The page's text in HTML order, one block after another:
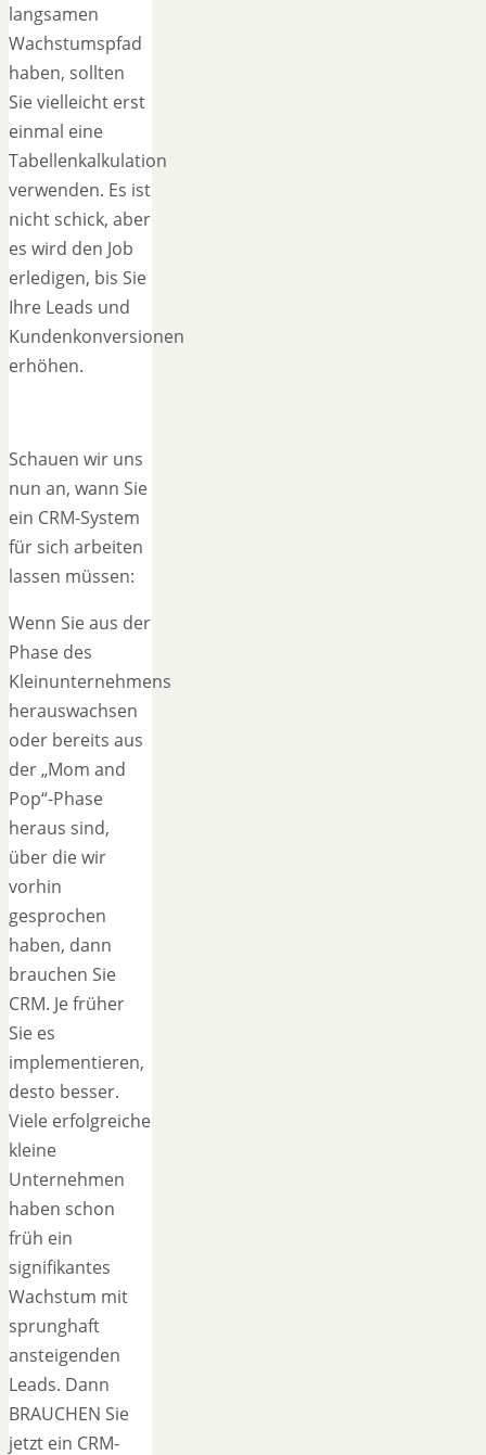
langsamen
Wachstumspfad
haben, sollten
Sie vielleicht erst
einmal eine
Tabellenkalkulation
verwenden. Es ist
nicht schick, aber
es wird den Job
erledigen, bis Sie
Ihre Leads und
Kundenkonversionen
erhöhen.
Schauen wir uns
nun an, wann Sie
ein CRM-System
für sich arbeiten
lassen müssen:
Wenn Sie aus der
Phase des
Kleinunternehmens
herauswachsen
oder bereits aus
der „Mom and
Pop“-Phase
heraus sind,
über die wir
vorhin
gesprochen
haben, dann
brauchen Sie
CRM. Je früher
Sie es
implementieren,
desto besser.
Viele erfolgreiche
kleine
Unternehmen
haben schon
früh ein
signifikantes
Wachstum mit
sprunghaft
ansteigenden
Leads. Dann
BRAUCHEN Sie
jetzt ein CRM-